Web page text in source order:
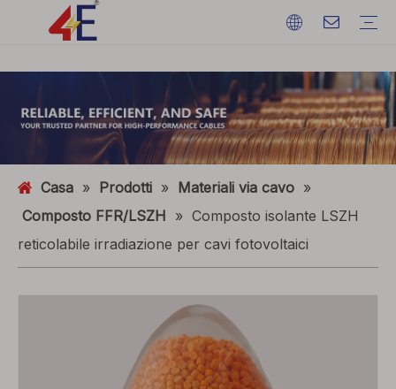
Casa » Prodotti » Materiali via cavo »
Composto FFR/LSZH » Composto isolante LSZH
reticolabile irradiazione per cavi fotovoltaici